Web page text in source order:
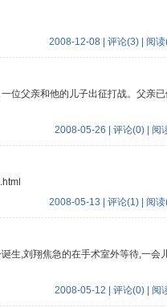
2008-12-08 | 评论(3) | 阅
父亲和他的儿子出征打战。父亲已
2008-05-26 | 评论(0) | 阅
2008-05-13 | 评论(1) | 阅
生,刘翔焦急的在手术室外等待,一会
2008-05-12 | 评论(0) | 阅